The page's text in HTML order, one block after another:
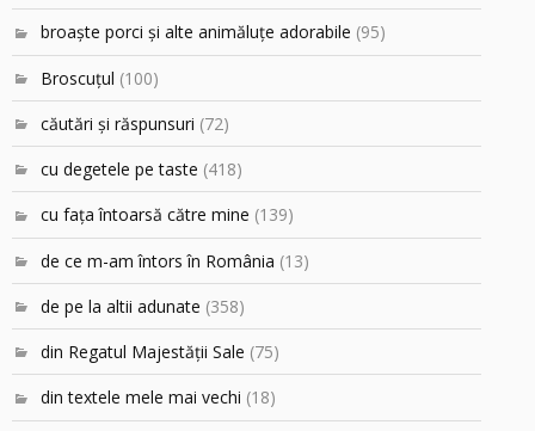
broaşte porci şi alte animăluţe adorabile (95)
Broscuțul (100)
căutări şi răspunsuri (72)
cu degetele pe taste (418)
cu faţa întoarsă către mine (139)
de ce m-am întors în România (13)
de pe la altii adunate (358)
din Regatul Majestăţii Sale (75)
din textele mele mai vechi (18)